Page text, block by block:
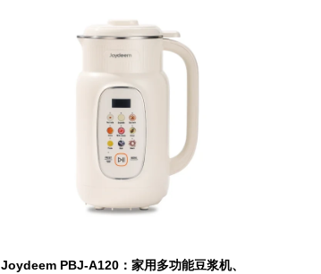
Joydeem PBJ-A120：家用多功能豆浆机、